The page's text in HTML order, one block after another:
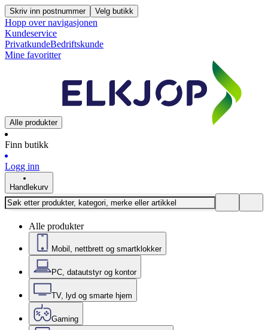
Skriv inn postnummer Velg butikk
Hopp over navigasjonen
Kundeservice
PrivatkundeBedriftskunde
Mine favoritter
Alle produkter
Finn butikk
Logg inn
Handlekurv
Alle produkter
Mobil, nettbrett og smartklokker
PC, datautstyr og kontor
TV, lyd og smarte hjem
Gaming